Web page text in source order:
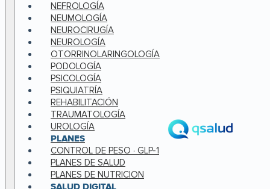
NEFROLOGÍA
NEUMOLOGÍA
NEUROCIRUGÍA
NEUROLOGÍA
OTORRINOLARINGOLOGÍA
PODOLOGÍA
PSICOLOGÍA
PSIQUIATRÍA
REHABILITACIÓN
TRAUMATOLOGÍA
UROLOGÍA
PLANES
CONTROL DE PESO · GLP-1
PLANES DE SALUD
PLANES DE NUTRICION